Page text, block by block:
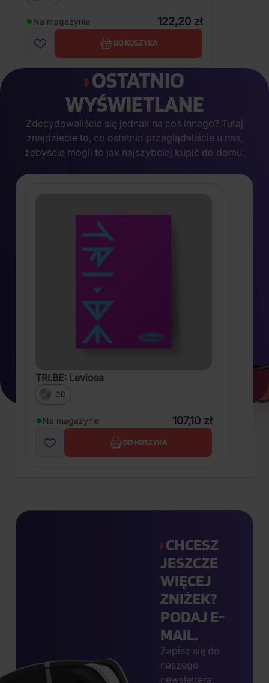
Na magazynie 122,20 zł
DO KOSZYKA
OSTATNIO
WYŚWIETLANE
Zdecydowaliście się jednak na coś innego? Tutaj
znajdziecie to, co ostatnio przeglądaliście u nas,
żebyście mogli to jak najszybciej kupić do domu.
TRI.BE: Leviosa
CD
Na magazynie 107,10 zł
DO KOSZYKA
CHCESZ
JESZCZE
WIĘCEJ
ZNIŻEK?
PODAJ E-
MAIL.
Zapisz się do
naszego
newslettera,